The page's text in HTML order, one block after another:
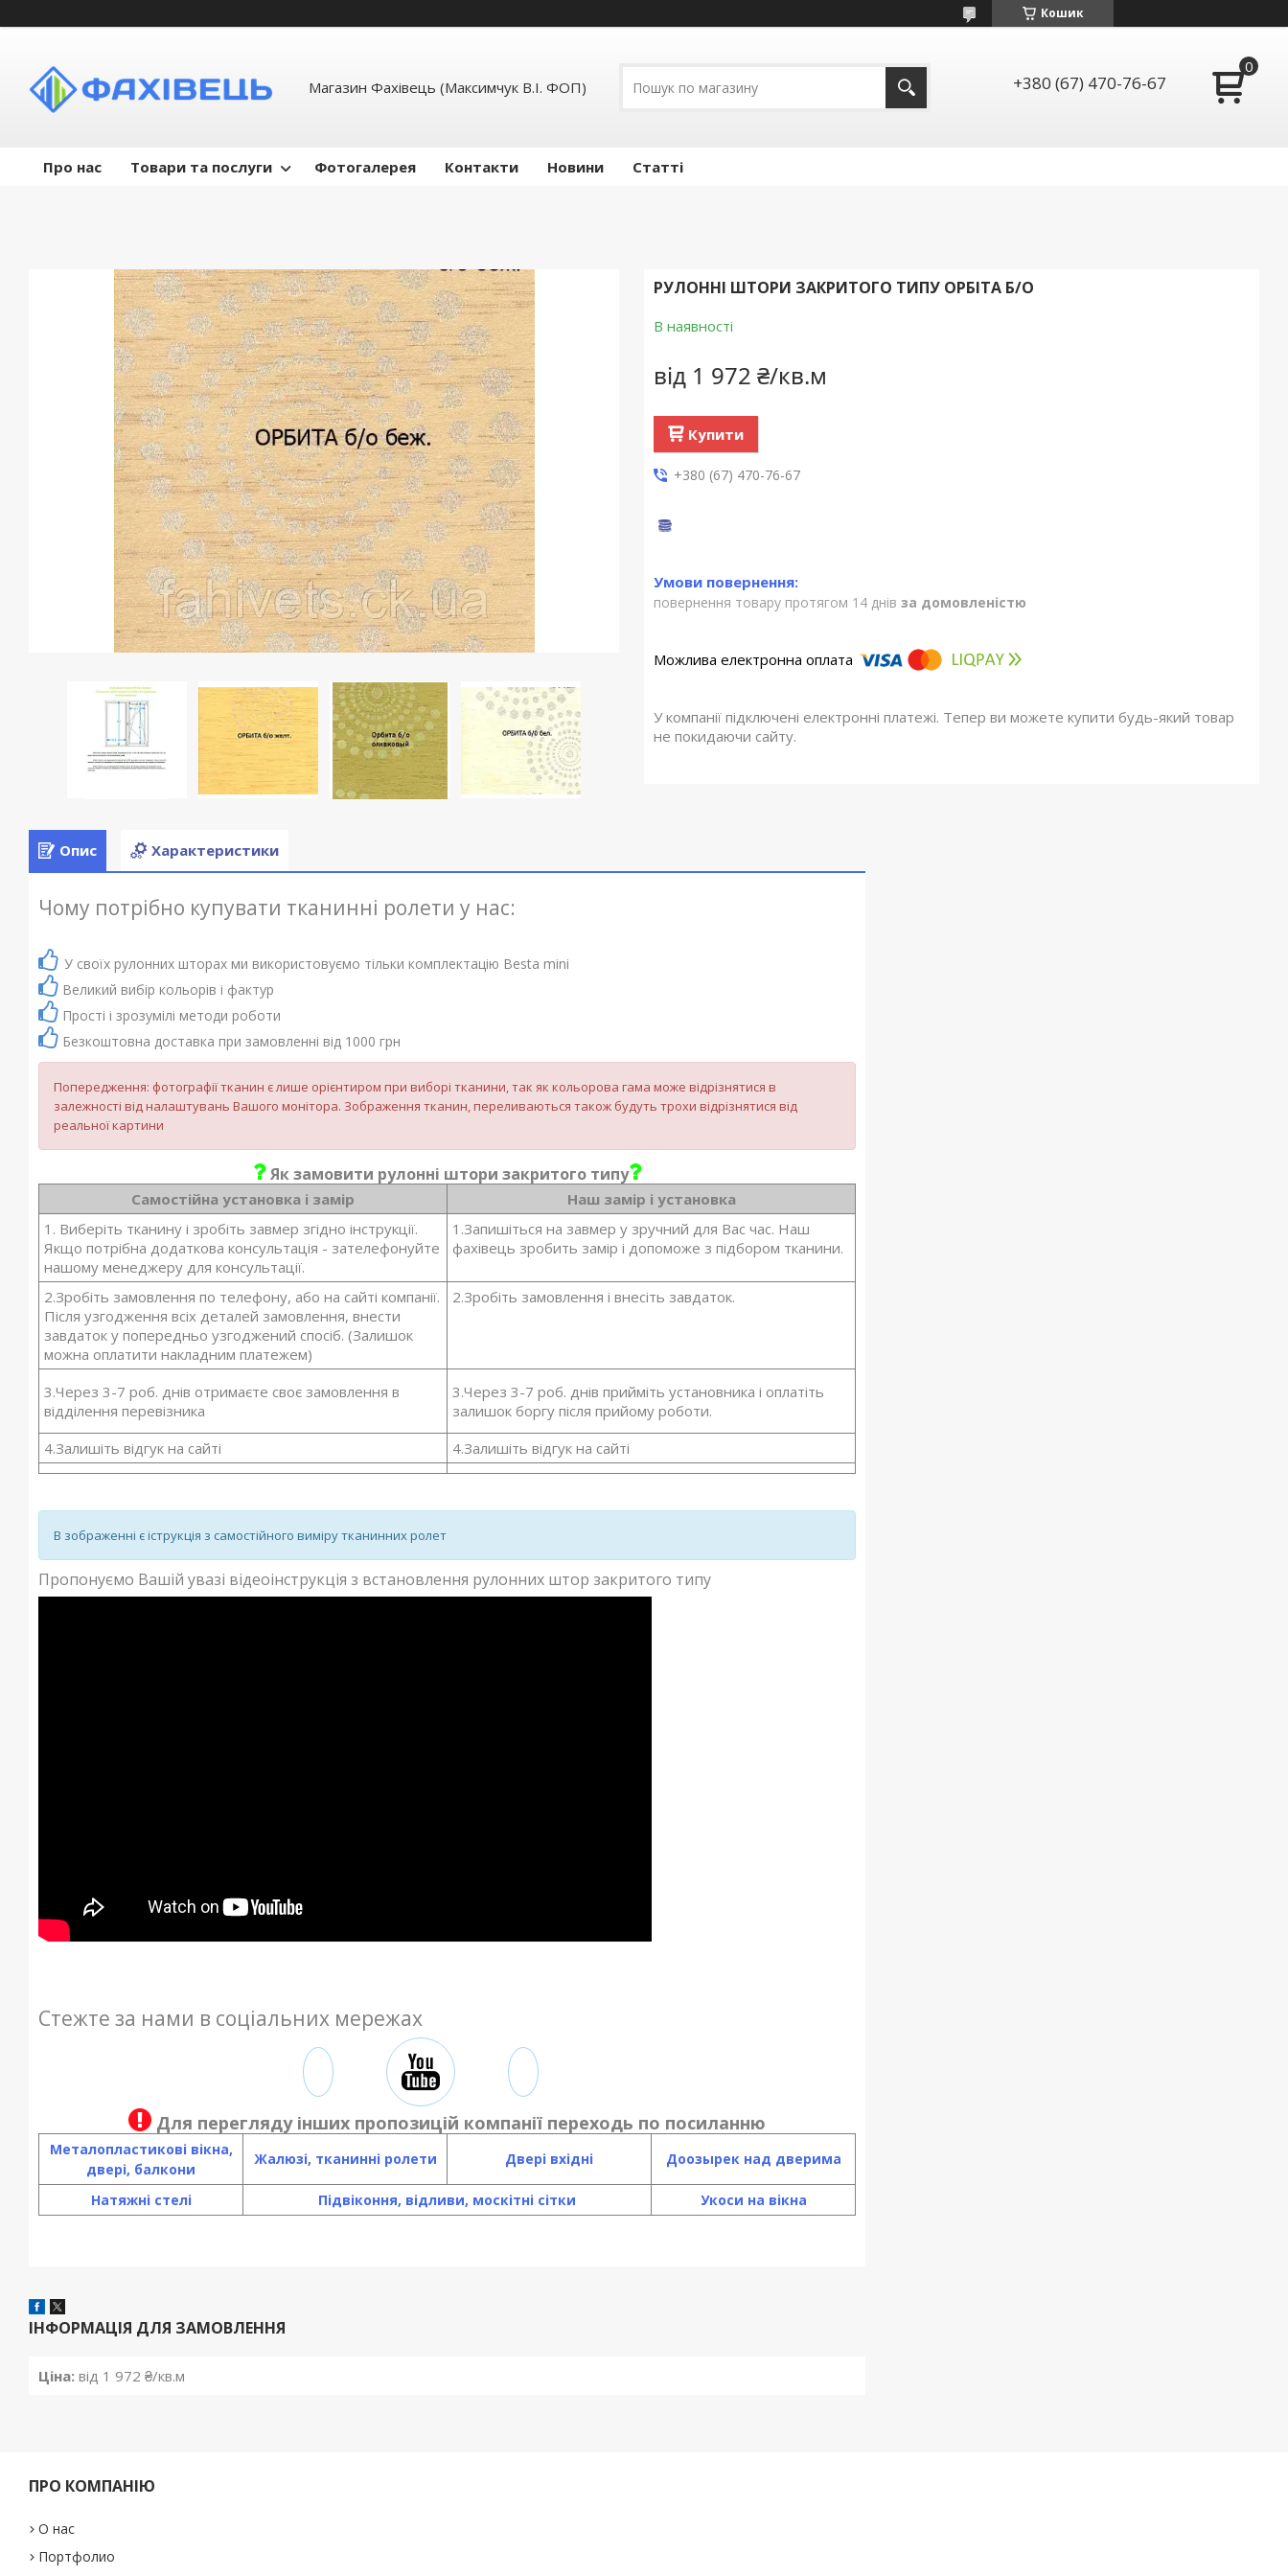
Кошик
Магазин Фахівець (Максимчук В.І. ФОП) +380 (67) 470-76-67
Про нас Товари та послуги Фотогалерея Контакти Новини Статті
РУЛОННІ ШТОРИ ЗАКРИТОГО ТИПУ ОРБІТА Б/О
В наявності
від 1 972 ₴/кв.м
Купити
+380 (67) 470-76-67
повернення товару протягом 14 днів за домовленістю
У компанії підключені електронні платежі. Тепер ви можете купити будь-який товар
не покидаючи сайту.
Опис Характеристики
Чому потрібно купувати тканинні ролети у нас:
У своїх рулонних шторах ми використовуємо тільки комплектацію Besta mini
Великий вибір кольорів і фактур
Прості і зрозумілі методи роботи
Безкоштовна доставка при замовленні від 1000 грн
Попередження: фотографії тканин є лише орієнтиром при виборі тканини, так як кольорова гама може відрізнятися в
залежності від налаштувань Вашого монітора. Зображення тканин, переливаються також будуть трохи відрізнятися від
реальної картини
Як замовити рулонні штори закритого типу
Самостійна установка і замір
Наш замір і установка
1. Виберіть тканину і зробіть завмер згідно інструкції.
Якщо потрібна додаткова консультація - зателефонуйте
нашому менеджеру для консультації.
1.Запишіться на завмер у зручний для Вас час. Наш
фахівець зробить замір і допоможе з підбором тканини.
2.Зробіть замовлення по телефону, або на сайті компанії.
Після узгодження всіх деталей замовлення, внести
завдаток у попередньо узгоджений спосіб. (Залишок
можна оплатити накладним платежем)
2.Зробіть замовлення і внесіть завдаток.
3.Через 3-7 роб. днів отримаєте своє замовлення в
відділення перевізника
3.Через 3-7 роб. днів прийміть установника і оплатіть
залишок боргу після прийому роботи.
4.Залишіть відгук на сайті
4.Залишіть відгук на сайті
В зображенні є іструкція з самостійного виміру тканинних ролет
Пропонуємо Вашій увазі відеоінструкція з встановлення рулонних штор закритого типу
Стежте за нами в соціальних мережах
Для перегляду інших пропозицій компанії переходь по посиланню
Металопластикові вікна,
двері, балкони
Жалюзі, тканинні ролети Двері вхідні Доозырек над дверима
Натяжні стелі Підвіконня, відливи, москітні сітки Укоси на вікна
ІНФОРМАЦІЯ ДЛЯ ЗАМОВЛЕННЯ
Ціна: від 1 972 ₴/кв.м
ПРО КОМПАНІЮ
О нас
Портфолио